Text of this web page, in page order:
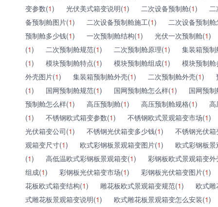
变参数(1) 光伏美式箱变说明(1) 二次设备预制舱(1)
备预制舱图片(1) 二次设备预制舱施工(1)
二次设备预制
预制舱多少钱(1) 一次预制舱结构(1) 光伏一次预制舱(1)
(1) 二次预制舱规范(1) 二次预制舱原理(1)
集装箱预
(1) 模块预制舱特点(1) 模块预制舱组成(1)
模块预制
外壳图片(1) 集装箱预制舱外壳(1) 二次预制舱外壳(1)
(1) 国网预制舱规范(1) 国网预制舱怎么样(1)
国网预
预制舱怎么样(1) 高压预制舱(1) 高压预制舱规格(1)
高
(1) 不锈钢欧式箱变参数(1) 不锈钢欧式景观箱变市场(1)
光伏箱变公司(1) 不锈钢光伏箱变多少钱(1)
不锈钢光伏
观箱变尺寸(1) 欧式彩钢板景观箱变图片(1)
欧式彩钢板
(1) 高低温欧式彩钢板景观箱变(1)
彩钢板欧式景观箱变外
组成(1) 彩钢板光伏箱变市场(1) 彩钢板光伏箱变图片(1)
花板欧式箱变结构(1) 雕花板欧式景观箱变规范(1)
欧式
式雕花板景观箱变说明(1) 欧式雕花板景观箱变怎么安装(1)